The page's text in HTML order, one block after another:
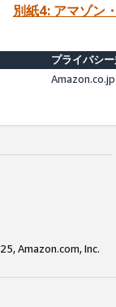
別紙4: アマゾン
プライバシ
Amazon.com, Inc.